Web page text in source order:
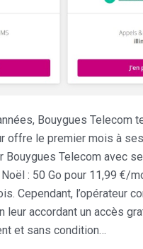
Bouygues
offre le premier mois à
Bouygues Telecom avec
Noël : 50 Go pour 11,99
Cependant, l’opérateur
leur accordant un accès
et sans condition…